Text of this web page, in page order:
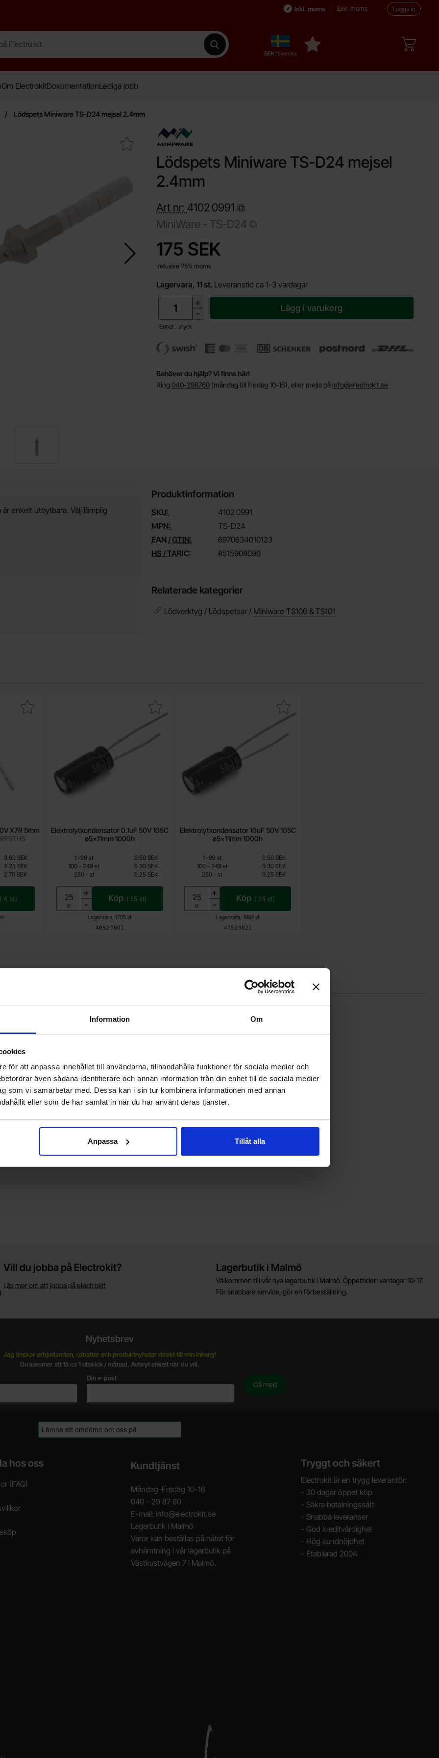
Information Om
för att anpassa innehållet till användarna, tillhandahålla funktioner för sociala medier och
även sådana identifierare och annan information från din enhet till de sociala medier
som vi samarbetar med. Dessa kan i sin tur kombinera informationen med annan
eller som de har samlat in när du har använt deras tjänster.
Anpassa Tillåt alla
Inkl. moms Exkl. moms Logga in
Genomför sökningSverige
,SEK / Svenska
Mina favoriter
Om ElectrokitDokumentationLediga jobb
Lödspets Miniware TS-D24 mejsel 2.4mm
Makera lödspets Miniware TS-D24 mejsel 2.4mm som favorit
Lödspets Miniware TS-D24 mejsel
2.4mm
Art nr: 4102 0991
MiniWare - TS-D24
pris
175 SEK
Inklusive 25% moms
Lagervara, 11 st. Leveranstid ca 1-3 vardagar
+
-
Enhet : styck
Lägg i varukorg
Behöver du hjälp? Vi finns här!
Ring 040-298760 (måndag till fredag 10-16), eller mejla på info@electrokit.se
enkelt utbytbara. Välj lämplig
Produktinformation
SKU: 4102 0991
MPN:
TS-D24
EAN / GTIN:
6970634010123
HS / TARIC:
8515908090
Relaterade kategorier
Lödverktyg / Lödspetsar / Miniware TS100 & TS101
X7R 5mm
( 4 st)
100nF 50V X7R 5mm som favorit
3.60 SEK
3.25 SEK
2.70 SEK
Elektrolytkondensator 0.1uF 50V 105C
ø5x11mm 1000h
Art. nr
4052 0001
Lagervara, 1705 st
0.25 SEK
Inklusive 25% moms
Enhet:
st
+
-
Köp ( 25 st)
Makera elektrolytkondensator 0.1uF 50V 105C ø5x11mm 1000h som favorit
Mängdrabatt
Pris /st
1 -till
99 st
0.50 SEK
100 - till
249 st
0.30 SEK
250 -tillst 0.25 SEK
Elektrolytkondensator 10uF 50V 105C
ø5x11mm 1000h
Art. nr
4052 0021
Lagervara, 1982 st
0.25 SEK
Inklusive 25% moms
Enhet:
st
+
-
Köp ( 25 st)
Makera elektrolytkondensator 10uF 50V 105C ø5x11mm 1000h som favorit
Mängdrabatt
Pris /st
1 -till
99 st
0.50 SEK
100 -till249 st
0.30 SEK
250 - till
st 0.25 SEK
Vill du jobba på Electrokit?
Läs mer om att jobba på electrokit
Lagerbutik i Malmö
Välkommen till vår nya lagerbutik i Malmö. Öppettider: vardagar 10-17.
För snabbare service, gör en förbeställning.
Nyhetsbrev
Jag önskar erbjudanden, rabatter och produktnyheter direkt till min inkorg!
Du kommer att få ca 1 utskick / månad. Avbryt enkelt när du vill.
Din e-post
hos oss
(FAQ)
Kundtjänst
Måndag-Fredag 10-16
040 - 29 87 60
E-mail: info@electrokit.se
Lagerbutik i Malmö
Varor kan beställas på nätet för
avhämtning i vår lagerbutik på
Västkustvägen 7 i Malmö.
Tryggt och säkert
Electrokit är en trygg leverantör:
- 30 dagar öppet köp
- Säkra betalningssätt
- Snabba leveranser
- God kreditvärdighet
- Hög kundnöjdhet
- Etablerad 2004